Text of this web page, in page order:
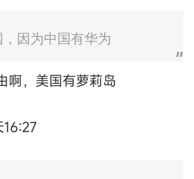
因为中国有华为
啊，美国有萝莉岛
16:27